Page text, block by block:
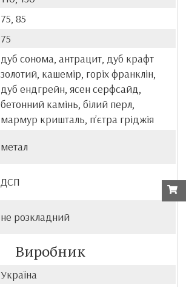
75, 85
75
дуб сонома, антрацит, дуб крафт
золотий, кашемір, горіх франклін,
дуб ендгрейн, ясен серфсайд,
бетонний камінь, білий перл,
мармур кришталь, пʼєтра гріджія
метал
ДСП
не розкладний
Виробник
Україна